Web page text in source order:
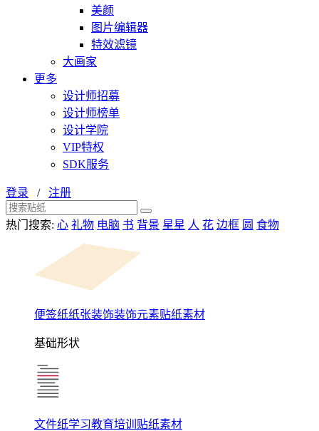
美颜
图片编辑器
特效滤镜
大画家
更多
设计师招募
设计师榜单
设计学院
VIP特权
SDK服务
登录 / 注册
热门搜索: 心 礼物 电脑 书 背景 星星 人 花 边框 圆 食物
便签纸纸张装饰装饰元素贴纸素材
基础形状
文件纸学习教育培训贴纸素材